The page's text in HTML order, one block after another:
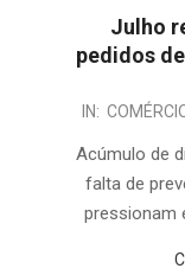
Julho
pedidos
IN:
Acúmulo de
falta de
pressionam